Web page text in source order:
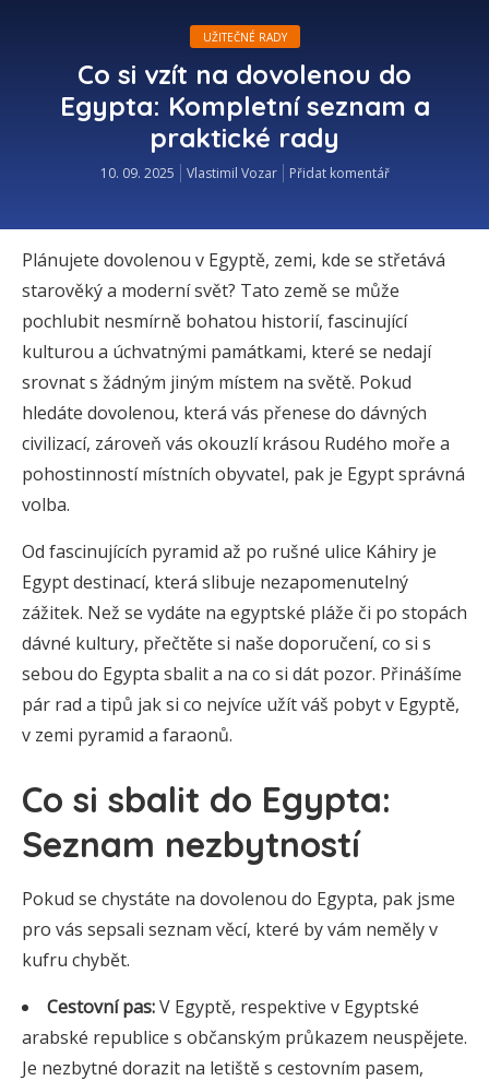
UŽITEČNÉ RADY
Co si vzít na dovolenou do
Egypta: Kompletní seznam a
praktické rady
10. 09. 2025 Vlastimil Vozar Přidat komentář
Plánujete dovolenou v Egyptě, zemi, kde se střetává
starověký a moderní svět? Tato země se může
pochlubit nesmírně bohatou historií, fascinující
kulturou a úchvatnými památkami, které se nedají
srovnat s žádným jiným místem na světě. Pokud
hledáte dovolenou, která vás přenese do dávných
civilizací, zároveň vás okouzlí krásou Rudého moře a
pohostinností místních obyvatel, pak je Egypt správná
volba.
Od fascinujících pyramid až po rušné ulice Káhiry je
Egypt destinací, která slibuje nezapomenutelný
zážitek. Než se vydáte na egyptské pláže či po stopách
dávné kultury, přečtěte si naše doporučení, co si s
sebou do Egypta sbalit a na co si dát pozor. Přinášíme
pár rad a tipů jak si co nejvíce užít váš pobyt v Egyptě,
v zemi pyramid a faraonů.
Co si sbalit do Egypta:
Seznam nezbytností
Pokud se chystáte na dovolenou do Egypta, pak jsme
pro vás sepsali seznam věcí, které by vám neměly v
kufru chybět.
Cestovní pas:V Egyptě, respektive v Egyptské
arabské republice s občanským průkazem neuspějete.
Je nezbytné dorazit na letiště s cestovním pasem,